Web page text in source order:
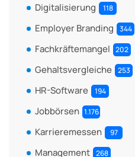
Digitalisierung 118
Employer Branding 344
Fachkräftemangel 202
Gehaltsvergleiche 253
HR-Software 194
Jobbörsen 1.176
Karrieremessen 97
Management 268